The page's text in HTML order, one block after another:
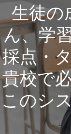
生徒の
ん、学
採点・
貴校で
このシ